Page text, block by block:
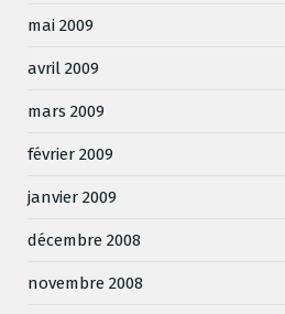
mai 2009
avril 2009
mars 2009
février 2009
janvier 2009
décembre 2008
novembre 2008